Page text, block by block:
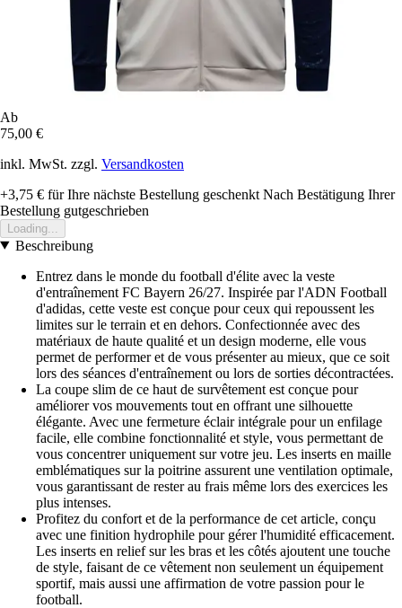
Ab
75,00 €
inkl. MwSt. zzgl. Versandkosten
+3,75 € für Ihre nächste Bestellung geschenkt Nach Bestätigung Ihrer
Bestellung gutgeschrieben
Loading...
Beschreibung
Entrez dans le monde du football d'élite avec la veste
d'entraînement FC Bayern 26/27. Inspirée par l'ADN Football
d'adidas, cette veste est conçue pour ceux qui repoussent les
limites sur le terrain et en dehors. Confectionnée avec des
matériaux de haute qualité et un design moderne, elle vous
permet de performer et de vous présenter au mieux, que ce soit
lors des séances d'entraînement ou lors de sorties décontractées.
La coupe slim de ce haut de survêtement est conçue pour
améliorer vos mouvements tout en offrant une silhouette
élégante. Avec une fermeture éclair intégrale pour un enfilage
facile, elle combine fonctionnalité et style, vous permettant de
vous concentrer uniquement sur votre jeu. Les inserts en maille
emblématiques sur la poitrine assurent une ventilation optimale,
vous garantissant de rester au frais même lors des exercices les
plus intenses.
Profitez du confort et de la performance de cet article, conçu
avec une finition hydrophile pour gérer l'humidité efficacement.
Les inserts en relief sur les bras et les côtés ajoutent une touche
de style, faisant de ce vêtement non seulement un équipement
sportif, mais aussi une affirmation de votre passion pour le
football.